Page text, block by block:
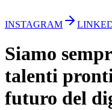
INSTAGRAM
Siamo
talenti
futuro del